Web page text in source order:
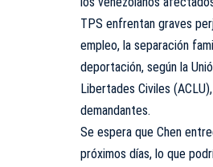
TPS enfrentan graves
empleo, la separación
deportación, según la
Libertades Civiles
demandantes.
Se espera que Chen
próximos días, lo que